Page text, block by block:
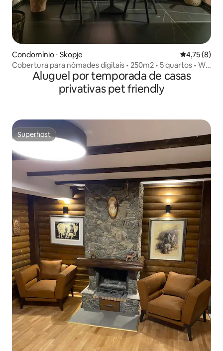
Condomínio ⋅ Skopje 4,75 de
4,75 (8)
Cobertura para nômades digitais • 250m2 • 5 quartos • Wi-
Fi rápidoAluguel por temporada de casas
privativas pet friendly
Superhost
Superhost